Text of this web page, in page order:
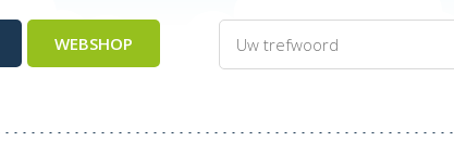
WEBSHOP